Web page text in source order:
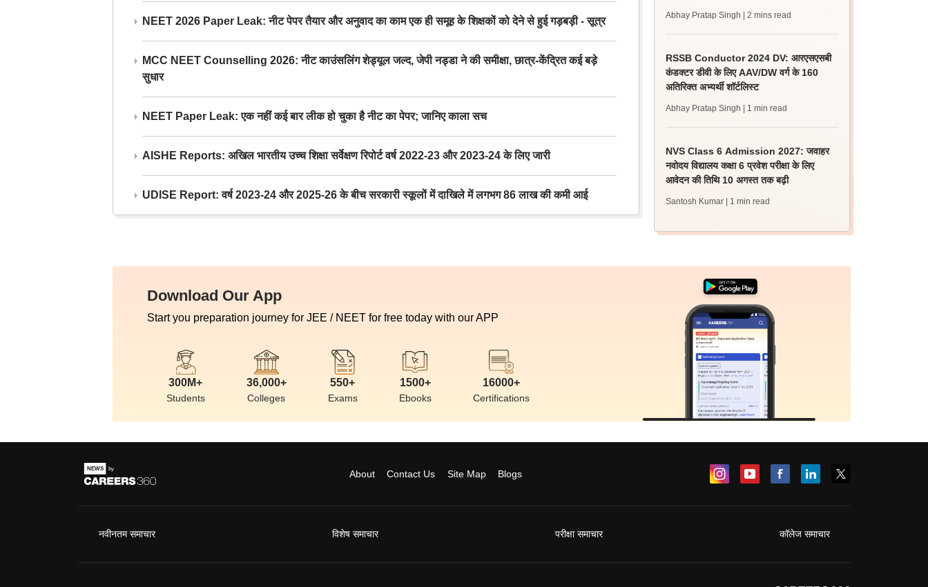
NEET 2026 Paper Leak: नीट पेपर तैयार और अनुवाद का काम एक ही समूह के शिक्षकों को देने से हुई गड़बड़ी - सूत्र
MCC NEET Counselling 2026: नीट काउंसलिंग शेड्यूल जल्द, जेपी नड्डा ने की समीक्षा, छात्र-केंद्रित कई बड़े
सुधार
NEET Paper Leak: एक नहीं कई बार लीक हो चुका है नीट का पेपर; जानिए काला सच
AISHE Reports: अखिल भारतीय उच्च शिक्षा सर्वेक्षण रिपोर्ट वर्ष 2022-23 और 2023-24 के लिए जारी
UDISE Report: वर्ष 2023-24 और 2025-26 के बीच सरकारी स्कूलों में दाखिले में लगभग 86 लाख की कमी आई
Abhay Pratap Singh | 2 mins read
RSSB Conductor 2024 DV: आरएसएसबी
कंडक्टर डीवी के लिए AAV/DW वर्ग के 160
अतिरिक्त अभ्यर्थी शॉर्टलिस्ट
Abhay Pratap Singh | 1 min read
NVS Class 6 Admission 2027: जवाहर
नवोदय विद्यालय कक्षा 6 प्रवेश परीक्षा के लिए
आवेदन की तिथि 10 अगस्त तक बढ़ी
Santosh Kumar | 1 min read
Download Our App
Start you preparation journey for JEE / NEET for free today with our APP
300M+
Students
36,000+
Colleges
550+
Exams
1500+
Ebooks
16000+
Certifications
About Contact Us Site Map Blogs
नवीनतम समाचार विशेष समाचार परीक्षा समाचार कॉलेज समाचार